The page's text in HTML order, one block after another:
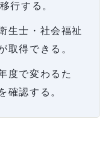
行する。
生士・社会福祉
取得できる。
度で変わるた
確認する。